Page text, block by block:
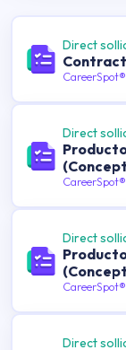
Direct
CareerSpot®
Direct
CareerSpot®
Direct
CareerSpot®
Direct